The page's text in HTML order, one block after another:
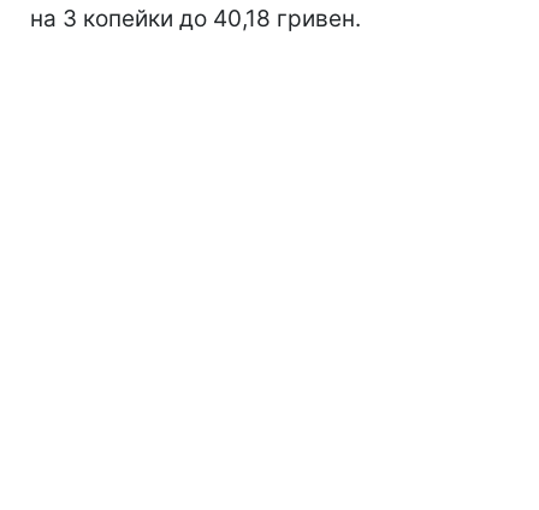
на 3 копейки до 40,18 гривен.